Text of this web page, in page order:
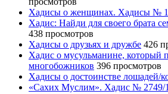
Хадисы о женщинах. Хадисы №
Хадис: Найди для своего брата
438 просмотров
Хадисы о друзьях и дружбе 426
Хадис о мусульманине, который
многобожников 396 просмотров
Хадисы о достоинстве лошадей/
«Сахих Муслим». Хадис № 2749/